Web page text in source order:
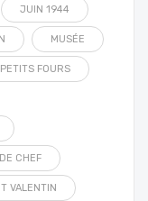
JUIN 1944
MUSÉE
PETITS FOURS
CHEF
VALENTIN